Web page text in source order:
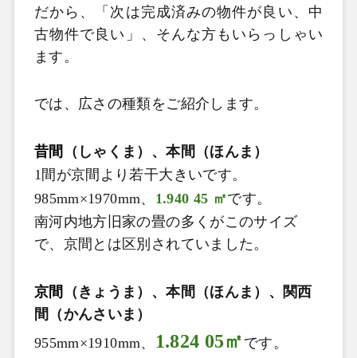
だから、「次は完成済みの物件が良い、中
古物件で良い」、そんな方もいらっしゃい
ます。
では、広さの種類をご紹介します。
昔間
（しゃくま）、本間（ほんま）
1間が京間より若干大きいです。
985mm×1970mm、 1.940 45 ㎡です。
南河内地方旧家の畳の多くがこのサイズ
で、京間とは区別されていました。
京間
（きょうま）、本間（ほんま）、関西
間（かんさいま）
955mm×1910mm、 1.824 05㎡ です。